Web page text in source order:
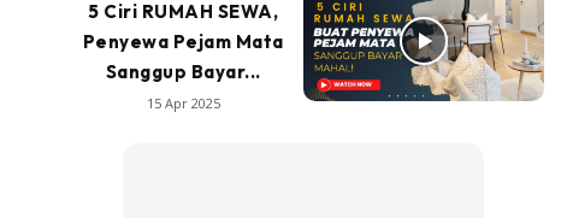
5 Ciri RUMAH SEWA,
Penyewa Pejam Mata
Sanggup Bayar...
15 Apr 2025